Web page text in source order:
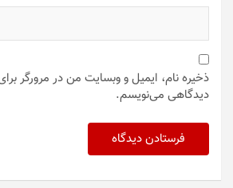
ذخیره نام، ایمیل و وبسایت من در مرورگر
دیدگاهی می‌نویسم.